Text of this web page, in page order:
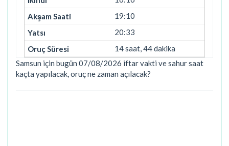
19:10
20:33
14 saat, 44 dakika
Samsun için bugün 07/08/2026 iftar vakti ve sahur saat
kaçta yapılacak, oruç ne zaman açılacak?